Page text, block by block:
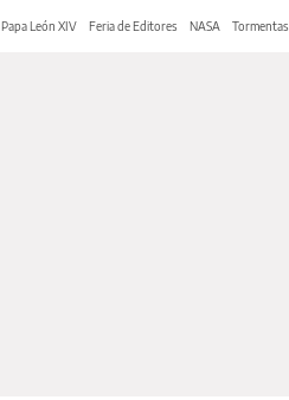
Papa León XIV Feria de Editores NASA Tormentas